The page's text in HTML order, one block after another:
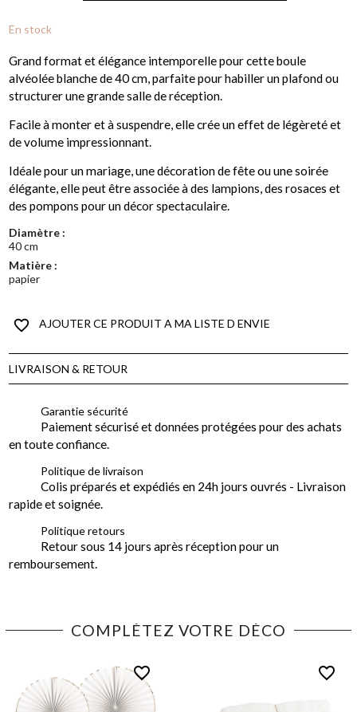
En stock
Grand format et élégance intemporelle pour cette boule
alvéolée blanche de 40 cm, parfaite pour habiller un plafond ou
structurer une grande salle de réception.
Facile à monter et à suspendre, elle crée un effet de légèreté et
de volume impressionnant.
Idéale pour un mariage, une décoration de fête ou une soirée
élégante, elle peut être associée à des lampions, des rosaces et
des pompons pour un décor spectaculaire.
Diamètre :
40 cm
Matière :
papier
favorite_border AJOUTER CE PRODUIT A MA LISTE D ENVIE
LIVRAISON & RETOUR
Garantie sécurité
Paiement sécurisé et données protégées pour des achats
en toute confiance.
Politique de livraison
Colis préparés et expédiés en 24h jours ouvrés - Livraison
rapide et soignée.
Politique retours
Retour sous 14 jours après réception pour un
remboursement.
COMPLÉTEZ VOTRE DÉCO
favorite_border favorite_border